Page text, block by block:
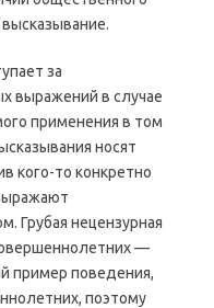
за
выражений в случае
применения в том
носят
кого-то конкретно
Грубая нецензурная
—
пример поведения,
поэтому